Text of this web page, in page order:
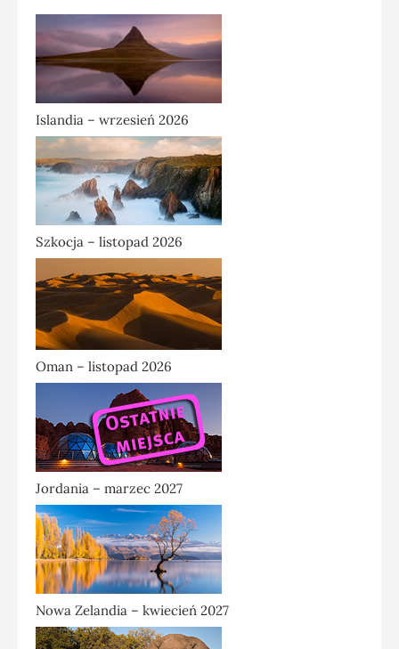
Islandia – wrzesień 2026
Szkocja – listopad 2026
Oman – listopad 2026
Jordania – marzec 2027
Nowa Zelandia – kwiecień 2027